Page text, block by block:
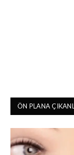
ÖN PLANA